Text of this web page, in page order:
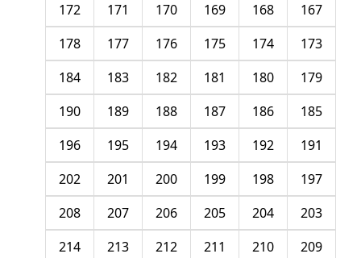
167
168
169
170
171
172
173
174
175
176
177
178
179
180
181
182
183
184
185
186
187
188
189
190
191
192
193
194
195
196
197
198
199
200
201
202
203
204
205
206
207
208
209
210
211
212
213
214